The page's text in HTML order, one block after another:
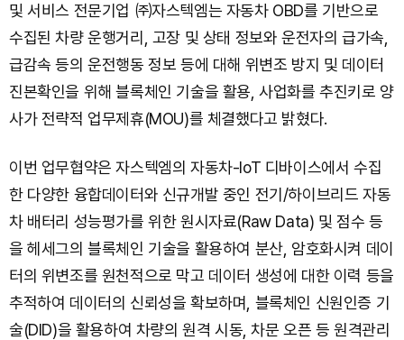
및 서비스 전문기업 ㈜자스텍엠는 자동차 OBD를 기반으로
수집된 차량 운행거리, 고장 및 상태 정보와 운전자의 급가속,
급감속 등의 운전행동 정보 등에 대해 위변조 방지 및 데이터
진본확인을 위해 블록체인 기술을 활용, 사업화를 추진키로 양
사가 전략적 업무제휴(MOU)를 체결했다고 밝혔다.
이번 업무협약은 자스텍엠의 자동차-IoT 디바이스에서 수집
한 다양한 융합데이터와 신규개발 중인 전기/하이브리드 자동
차 배터리 성능평가를 위한 원시자료(Raw Data) 및 점수 등
을 헤세그의 블록체인 기술을 활용하여 분산, 암호화시켜 데이
터의 위변조를 원천적으로 막고 데이터 생성에 대한 이력 등을
추적하여 데이터의 신뢰성을 확보하며, 블록체인 신원인증 기
술(DID)을 활용하여 차량의 원격 시동, 차문 오픈 등 원격관리